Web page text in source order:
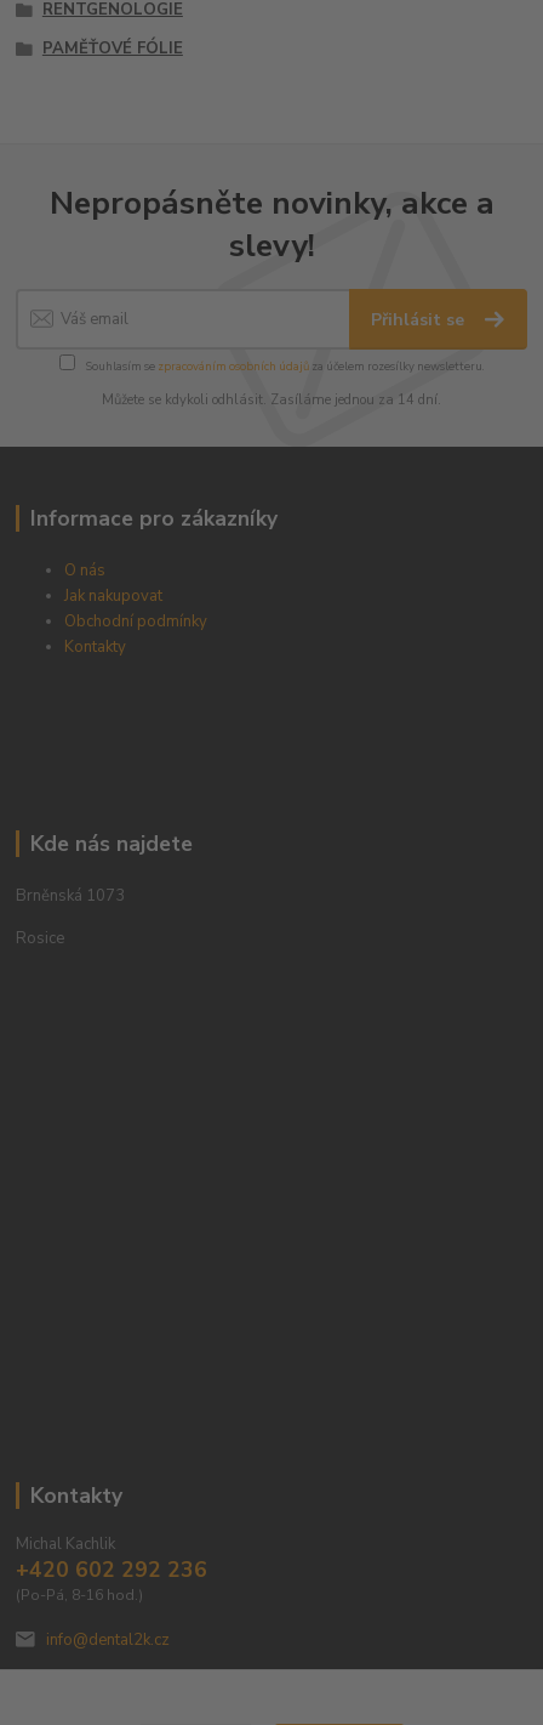
RENTGENOLOGIE
PAMĚŤOVÉ FÓLIE
Nepropásněte novinky, akce a
slevy!
Přihlásit se
Souhlasím se zpracováním osobních údajůza účelem rozesílky newsletteru.
Můžete se kdykoli odhlásit. Zasíláme jednou za 14 dní.
Informace pro zákazníky
O nás
Jak nakupovat
Obchodní podmínky
Kontakty
Kde nás najdete
Brněnská 1073
Rosice
Kontakty
Michal Kachlik
+420 602 292 236
(Po-Pá, 8-16 hod.)
info@dental2k.cz